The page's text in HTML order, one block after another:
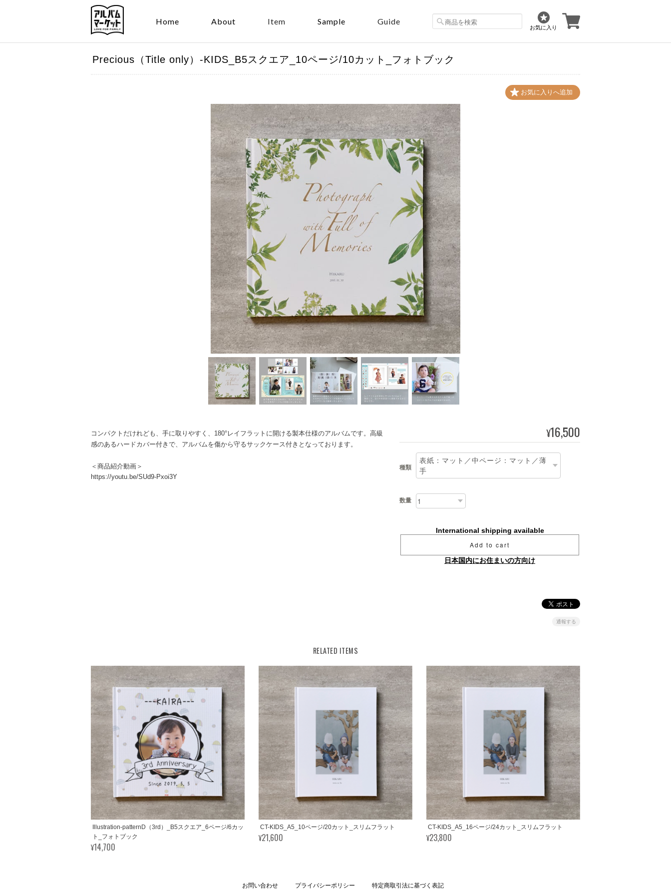
Home About Item Sample Guide
お気に入り
Precious（Title only）-KIDS_B5スクエア_10ページ/10カット_フォトブック
コンパクトだけれども、手に取りやすく、180°レイフラットに開ける製本仕様のアルバムです。高級
感のあるハードカバー付きで、アルバムを傷から守るサックケース付きとなっております。
＜商品紹介動画＞
https://youtu.be/SUd9-Pxoi3Y
¥16,500
種類
数量
International shipping available
Add to cart
日本国内にお住まいの方向け
通報する
RELATED ITEMS
Illustration-patternD（3rd）_B5スクエア_6ページ/6カッ
ト_フォトブック
¥14,700
CT-KIDS_A5_10ページ/20カット_スリムフラット
¥21,600
CT-KIDS_A5_16ページ/24カット_スリムフラット
¥23,800
お問い合わせ プライバシーポリシー 特定商取引法に基づく表記